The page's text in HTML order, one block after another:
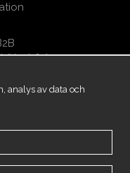
556950-5539
analys av data och